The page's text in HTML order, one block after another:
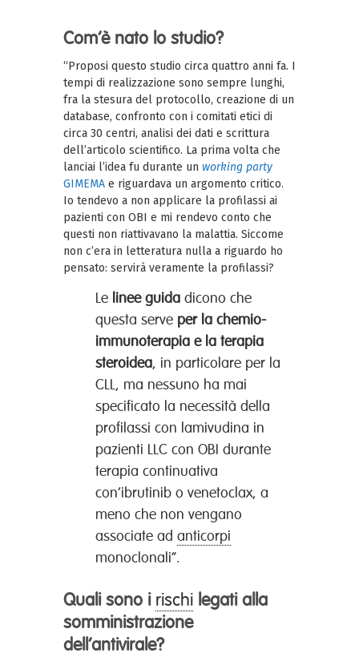
Com’è nato lo studio?
“Proposi questo studio circa quattro anni fa. I
tempi di realizzazione sono sempre lunghi,
fra la stesura del protocollo, creazione di un
database, confronto con i comitati etici di
circa 30 centri, analisi dei dati e scrittura
dell’articolo scientifico. La prima volta che
lanciai l’idea fu durante un working party
GIMEMA e riguardava un argomento critico.
Io tendevo a non applicare la profilassi ai
pazienti con OBI e mi rendevo conto che
questi non riattivavano la malattia. Siccome
non c’era in letteratura nulla a riguardo ho
pensato: servirà veramente la profilassi?
Le linee guida dicono che
questa serve per la chemio-
immunoterapia e la terapia
steroidea, in particolare per la
CLL, ma nessuno ha mai
specificato la necessità della
profilassi con lamivudina in
pazienti LLC con OBI durante
terapia continuativa
con’ibrutinib o venetoclax, a
meno che non vengano
associate ad anticorpi
monoclonali”.
Quali sono i rischi legati alla
somministrazione
dell’antivirale?